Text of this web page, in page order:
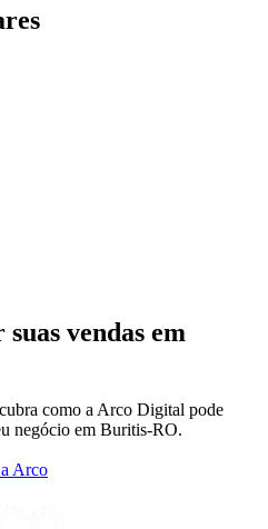
suas vendas em
como a Arco Digital pode
negócio em Buritis-RO.
Arco